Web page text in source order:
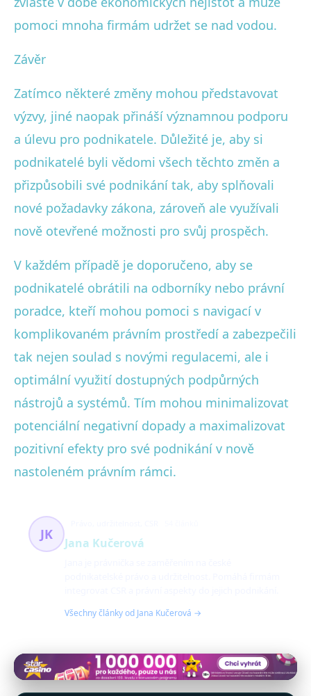
pomoci mnoha firmám udržet se nad vodou.
Závěr
Zatímco některé změny mohou představovat
výzvy, jiné naopak přináší významnou podporu
a úlevu pro podnikatele. Důležité je, aby si
podnikatelé byli vědomi všech těchto změn a
přizpůsobili své podnikání tak, aby splňovali
nové požadavky zákona, zároveň ale využívali
nově otevřené možnosti pro svůj prospěch.
V každém případě je doporučeno, aby se
podnikatelé obrátili na odborníky nebo právní
poradce, kteří mohou pomoci s navigací v
komplikovaném právním prostředí a zabezpečili
tak nejen soulad s novými regulacemi, ale i
optimální využití dostupných podpůrných
nástrojů a systémů. Tím mohou minimalizovat
potenciální negativní dopady a maximalizovat
pozitivní efekty pro své podnikání v nově
nastoleném právním rámci.
JK
Jana Kučerová
Všechny články od Jana Kučerová →